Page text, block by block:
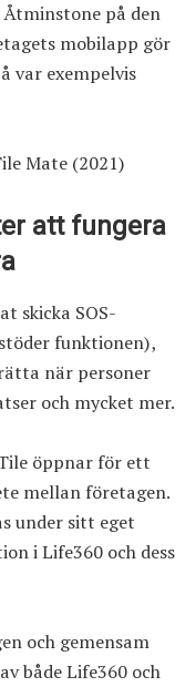
på den
mobilapp gör
var exempelvis
Mate (2021)
att fungera
skicka SOS-
funktionen),
när personer
och mycket mer.
öppnar för ett
mellan företagen.
under sitt eget
i Life360 och dess
och gemensam
både Life360 och